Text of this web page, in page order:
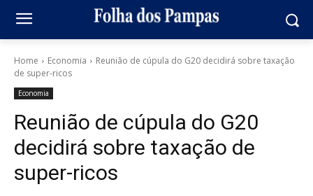
Home Economia
Reunião de cúpula do G20 decidirá sobre taxação
de super-ricos
Economia
Reunião de cúpula do G20
decidirá sobre taxação de
super-ricos